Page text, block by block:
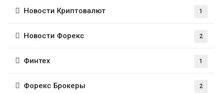
Новости Криптовалют 1
Новости Форекс 2
Финтех 1
Форекс Брокеры 2